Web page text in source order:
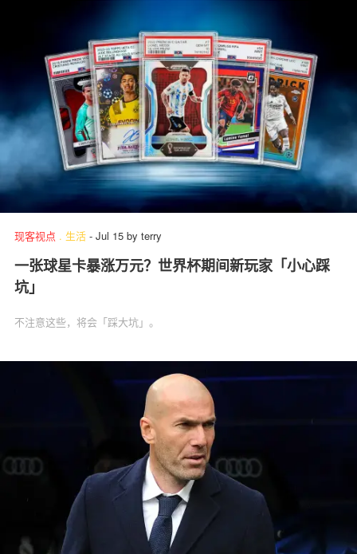
现客视点 . 生活 - Jul 15 by terry
一张球星卡暴涨万元？世界杯期间新玩家「小心踩
坑」
不注意这些，将会「踩大坑」。